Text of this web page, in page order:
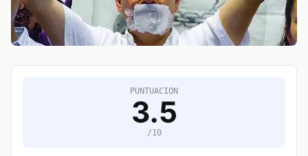
PUNTUACION
3.5
/10